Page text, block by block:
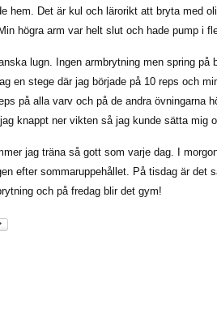
hem. Det är kul och lärorikt att bryta med
högra arm var helt slut och hade pump i
lugn. Ingen armbrytning men spring
en stege där jag började på 10 reps och
på alla varv och på de andra övningarna
knappt ner vikten så jag kunde sätta mig
jag träna så gott som varje dag. I
efter sommaruppehållet. På tisdag är det
och på fredag blir det gym!